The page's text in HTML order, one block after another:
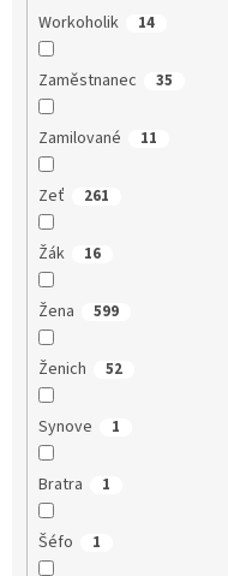
Workoholik 14
Zaměstnanec 35
Zamilované 11
Zeť 261
Žák 16
Žena 599
Ženich 52
Synove 1
Bratra 1
Šéfo 1